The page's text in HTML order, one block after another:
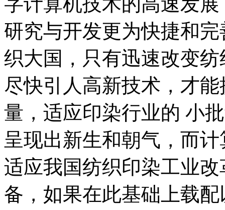
研究与开发更为快捷和
织大国，只有迅速改变
尽快引人高新技术，才
量，适应印染行业的 小
呈现出新生和朝气，而
适应我国纺织印染工业
备，如果在此基础上载